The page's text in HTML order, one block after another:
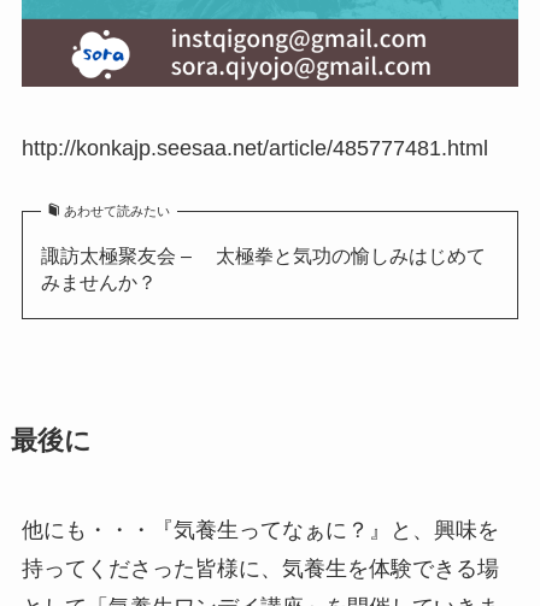
http://konkajp.seesaa.net/article/485777481.html
あわせて読みたい
諏訪太極聚友会 – 太極拳と気功の愉しみはじめて
みませんか？
最後に
他にも・・・『気養生ってなぁに？』と、興味を
持ってくださった皆様に、気養生を体験できる場